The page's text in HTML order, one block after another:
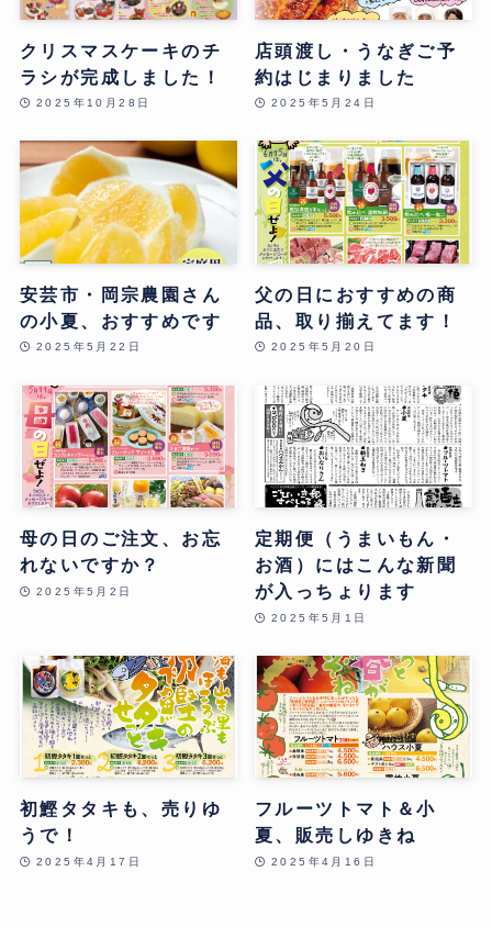
クリスマスケーキのチ
ラシが完成しました！
2025年10月28日
店頭渡し・うなぎご予
約はじまりました
2025年5月24日
安芸市・岡宗農園さん
の小夏、おすすめです
2025年5月22日
父の日におすすめの商
品、取り揃えてます！
2025年5月20日
母の日のご注文、お忘
れないですか？
2025年5月2日
定期便（うまいもん・
お酒）にはこんな新聞
が入っちょります
2025年5月1日
初鰹タタキも、売りゆ
うで！
2025年4月17日
フルーツトマト＆小
夏、販売しゆきね
2025年4月16日